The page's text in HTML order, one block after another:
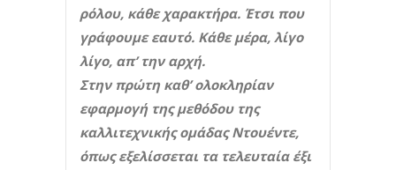
ρόλου, κάθε χαρακτήρα. Έτσι που
γράφουμε εαυτό. Κάθε μέρα, λίγο
λίγο, απ’ την αρχή.
Στην πρώτη καθ’ ολοκληρίαν
εφαρμογή της μεθόδου της
καλλιτεχνικής ομάδας Ντουέντε,
όπως εξελίσσεται τα τελευταία έξι